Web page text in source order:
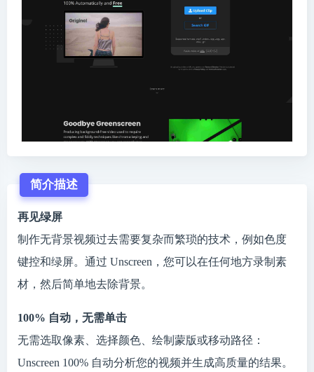
简介描述
再见绿屏
制作无背景视频过去需要复杂而繁琐的技术，例如色度
键控和绿屏。通过 Unscreen，您可以在任何地方录制素
材，然后简单地去除背景。
100% 自动，无需单击
无需选取像素、选择颜色、绘制蒙版或移动路径：
Unscreen 100% 自动分析您的视频并生成高质量的结果。